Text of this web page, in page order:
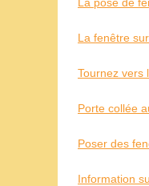
La fenêtre
Tournez vers
Porte collée
Poser des
Information